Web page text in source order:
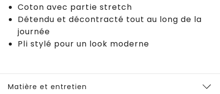
Coton avec partie stretch
Détendu et décontracté tout au long de la
journée
Pli stylé pour un look moderne
Matière et entretien